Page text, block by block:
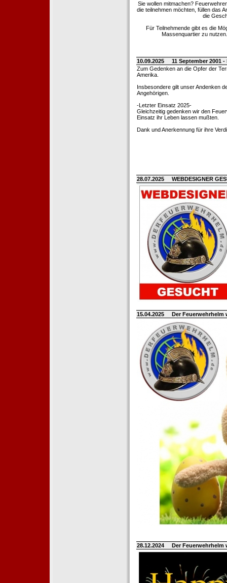
Sie wollen mitmachen?
die teilnehmen möchten, füllen das
die
Für Teilnehmende gibt es die
Massenquartier zu
10.09.2025
11 September 2001
Zum Gedenken an die Opfer der
Amerika.
Insbesondere gilt unser Andenken
Angehörigen.
-Letzter Einsatz 2025-
Gleichzeitig gedenken wir den
Einsatz ihr Leben lassen mußten.
Dank und Anerkennung für ihre
28.07.2025 WEBDESIGNER
15.04.2025 Der
28.12.2024 Der